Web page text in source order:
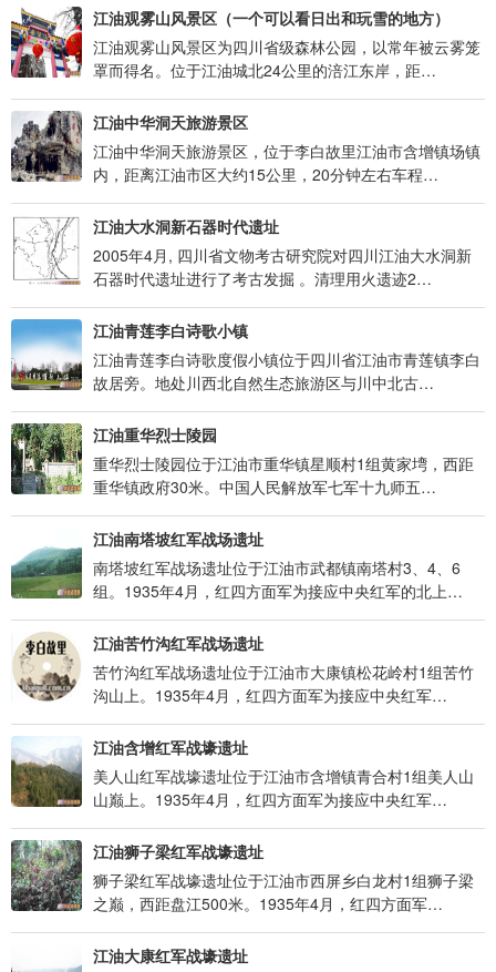
江油观雾山风景区（一个可以看日出和玩雪的地方）
江油观雾山风景区为四川省级森林公园，以常年被云雾笼
罩而得名。位于江油城北24公里的涪江东岸，距…
江油中华洞天旅游景区
江油中华洞天旅游景区，位于李白故里江油市含增镇场镇
内，距离江油市区大约15公里，20分钟左右车程…
江油大水洞新石器时代遗址
2005年4月, 四川省文物考古研究院对四川江油大水洞新
石器时代遗址进行了考古发掘 。清理用火遗迹2…
江油青莲李白诗歌小镇
江油青莲李白诗歌度假小镇位于四川省江油市青莲镇李白
故居旁。地处川西北自然生态旅游区与川中北古…
江油重华烈士陵园
重华烈士陵园位于江油市重华镇星顺村1组黄家塆，西距
重华镇政府30米。中国人民解放军七军十九师五…
江油南塔坡红军战场遗址
南塔坡红军战场遗址位于江油市武都镇南塔村3、4、6
组。1935年4月，红四方面军为接应中央红军的北上…
江油苦竹沟红军战场遗址
苦竹沟红军战场遗址位于江油市大康镇松花岭村1组苦竹
沟山上。1935年4月，红四方面军为接应中央红军…
江油含增红军战壕遗址
美人山红军战壕遗址位于江油市含增镇青合村1组美人山
山巅上。1935年4月，红四方面军为接应中央红军…
江油狮子梁红军战壕遗址
狮子梁红军战壕遗址位于江油市西屏乡白龙村1组狮子梁
之巅，西距盘江500米。1935年4月，红四方面军…
江油大康红军战壕遗址